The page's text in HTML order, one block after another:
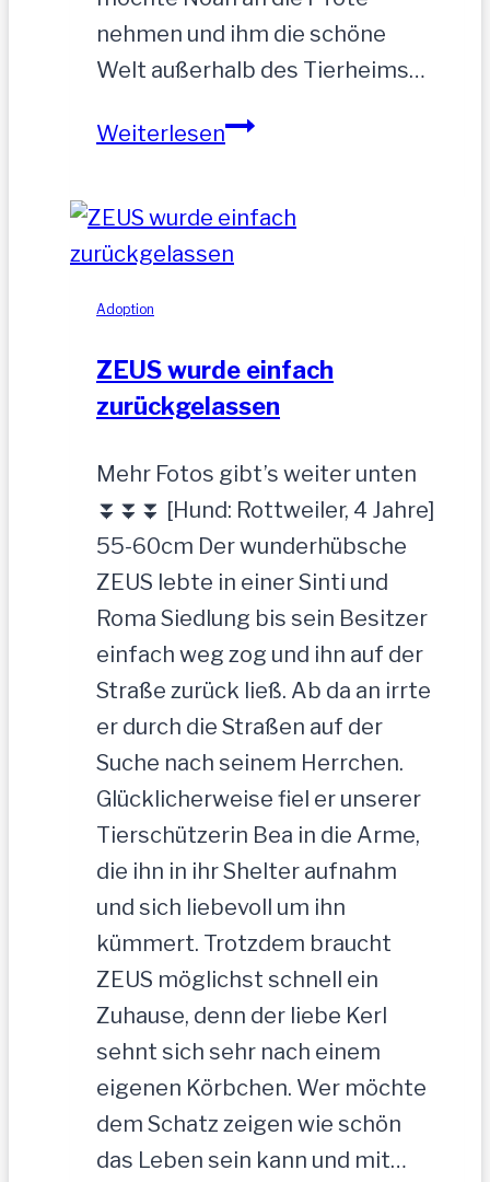
nehmen und ihm die schöne
Welt außerhalb des Tierheims…
WeiterlesenNOAH-
Rüde,
35
Adoption
ZEUS wurde einfach
zurückgelassen
Mehr Fotos gibt’s weiter unten
⏬⏬⏬ [Hund: Rottweiler, 4 Jahre]
55-60cm Der wunderhübsche
ZEUS lebte in einer Sinti und
Roma Siedlung bis sein Besitzer
einfach weg zog und ihn auf der
Straße zurück ließ. Ab da an irrte
er durch die Straßen auf der
Suche nach seinem Herrchen.
Glücklicherweise fiel er unserer
Tierschützerin Bea in die Arme,
die ihn in ihr Shelter aufnahm
und sich liebevoll um ihn
kümmert. Trotzdem braucht
ZEUS möglichst schnell ein
Zuhause, denn der liebe Kerl
sehnt sich sehr nach einem
eigenen Körbchen. Wer möchte
dem Schatz zeigen wie schön
das Leben sein kann und mit…